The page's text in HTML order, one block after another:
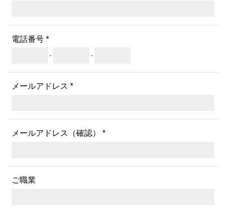
電話番号 *
- -
メールアドレス *
メールアドレス（確認） *
ご職業